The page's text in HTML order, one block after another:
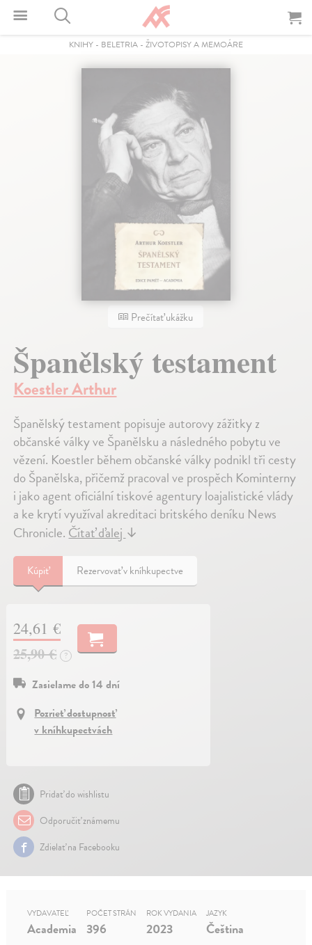
KNIHY - BELETRIA - ŽIVOTOPISY A MEMOÁRE
Prečítať ukážku
Španělský testament
Koestler Arthur
Španělský testament popisuje autorovy zážitky z
občanské války ve Španělsku a následného pobytu ve
vězení. Koestler během občanské války podnikl tři cesty
do Španělska, přičemž pracoval ve prospěch Kominterny
i jako agent oficiální tiskové agentury loajalistické vlády
a ke krytí využíval akreditaci britského deníku News
Chronicle.Čítať ďalej↓
Kúpiť Rezervovať v kníhkupectve
24,61 €
25,90 €
?
Zasielame do 14 dní
Pozrieť dostupnosť
v kníhkupectvách
Pridať do wishlistu
Odporučiť známemu
Zdielať na Facebooku
VYDAVATEĽ
Academia
POČET STRÁN
396
ROK VYDANIA
2023
JAZYK
Čeština